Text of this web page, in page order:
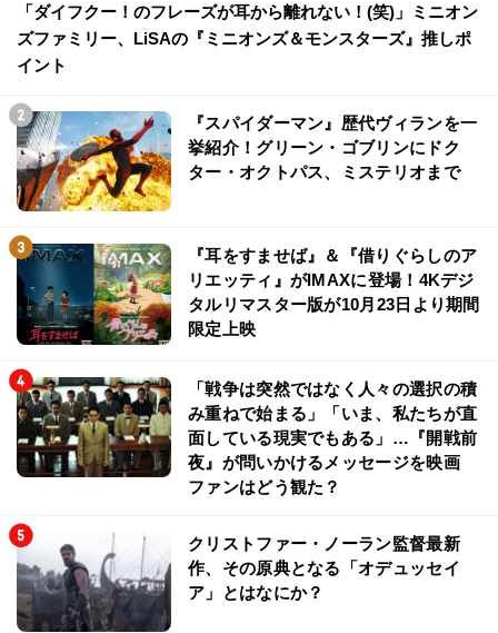
「ダイフクー！のフレーズが耳から離れない！(笑)」ミニオン
ズファミリー、LiSAの『ミニオンズ＆モンスターズ』推しポ
イント
『スパイダーマン』歴代ヴィランを一
挙紹介！グリーン・ゴブリンにドク
ター・オクトパス、ミステリオまで
『耳をすませば』＆『借りぐらしのア
リエッティ』がIMAXに登場！4Kデジ
タルリマスター版が10月23日より期間
限定上映
「戦争は突然ではなく人々の選択の積
み重ねで始まる」「いま、私たちが直
面している現実でもある」…『開戦前
夜』が問いかけるメッセージを映画
ファンはどう観た？
クリストファー・ノーラン監督最新
作、その原典となる「オデュッセイ
ア」とはなにか？